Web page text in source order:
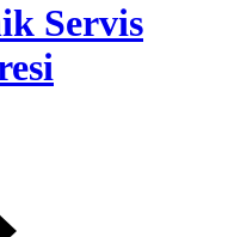
Servis